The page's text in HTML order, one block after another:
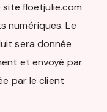
floetjulie.com
numériques. Le
sera donnée
et envoyé par
par le client